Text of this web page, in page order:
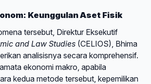
Keunggulan Aset Fisik
tersebut, Direktur Eksekutif
and Law Studies (CELIOS), Bhima
analisisnya secara komprehensif.
ekonomi makro, apabila
kedua metode tersebut, kepemilikan